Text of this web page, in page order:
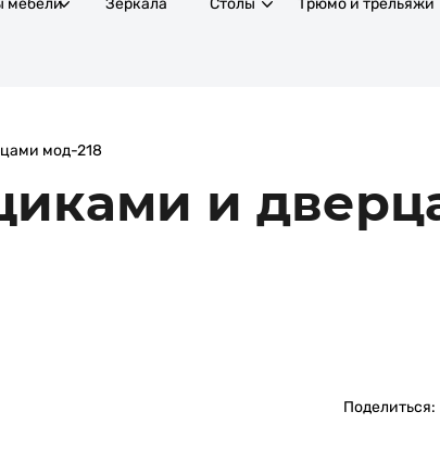
мебели Зеркала Столы Трюмо и трельяжи
мод-218
и
Поделиться: